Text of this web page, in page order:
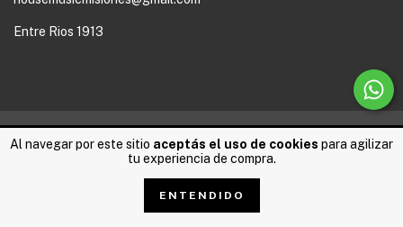
Al navegar por este sitio aceptás el uso de cookies para agilizar
tu experiencia de compra.
ENTENDIDO
Entre Rios 1913
Copyright House Music - 2026. Todos los derechos reservados.